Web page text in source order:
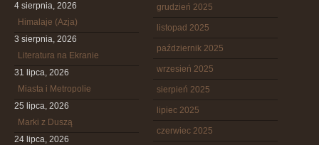
4 sierpnia, 2026
Himalaje (Azja)
3 sierpnia, 2026
Literatura na Ekranie
31 lipca, 2026
Miasta i Metropolie
25 lipca, 2026
Marki z Duszą
24 lipca, 2026
grudzień 2025
listopad 2025
październik 2025
wrzesień 2025
sierpień 2025
lipiec 2025
czerwiec 2025